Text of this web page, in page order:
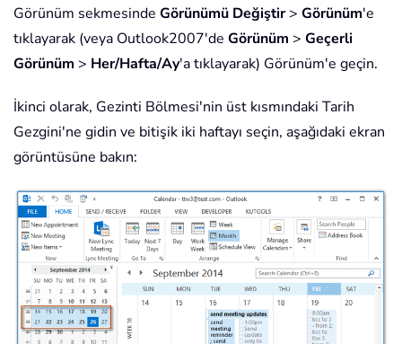
Görünüm sekmesinde Görünümü Değiştir> Görünüm'e
tıklayarak (veya Outlook2007'de Görünüm > Geçerli
Görünüm > Her/Hafta/Ay'a tıklayarak) Görünüm'e geçin.
İkinci olarak, Gezinti Bölmesi'nin üst kısmındaki Tarih
Gezgini'ne gidin ve bitişik iki haftayı seçin, aşağıdaki ekran
görüntüsüne bakın: